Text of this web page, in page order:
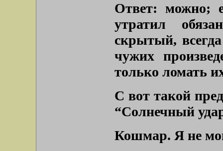
Ответ: можно;
утратил
скрытый,
чужих
только ломать
С вот такой
“Солнечный
Кошмар. Я не